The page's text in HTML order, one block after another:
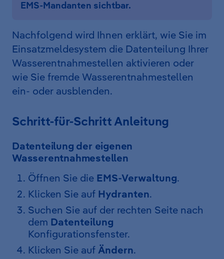
EMS-Mandanten sichtbar.
Nachfolgend wird Ihnen erklärt, wie Sie im
Einsatzmeldesystem die Datenteilung Ihrer
Wasserentnahmestellen aktivieren oder
wie Sie fremde Wasserentnahmestellen
ein- oder ausblenden.
Schritt-für-Schritt Anleitung
Datenteilung der eigenen
Wasserentnahmestellen
Öffnen Sie die EMS-Verwaltung.
Klicken Sie auf Hydranten.
Suchen Sie auf der rechten Seite nach
dem Datenteilung
Konfigurationsfenster.
Klicken Sie auf Ändern.